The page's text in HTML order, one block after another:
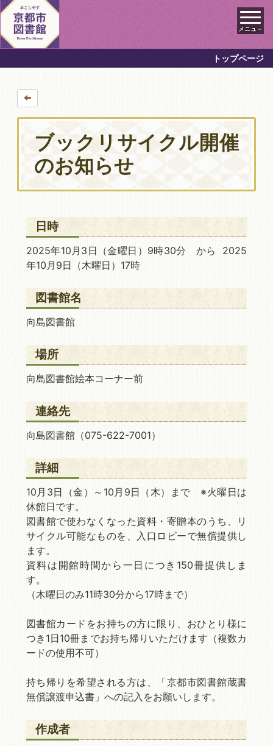
メニュ－
トップページ
ブックリサイクル開催
のお知らせ
日時
2025年10月3日 （金曜日）9時30分 から 2025
年10月9日 （木曜日）17時
図書館名
向島図書館
場所
向島図書館絵本コーナー前
連絡先
向島図書館（075-622-7001）
詳細
10月3日（金）～10月9日（木）まで ※火曜日は
休館日です。
図書館で使わなくなった資料・寄贈本のうち、リ
サイクル可能なものを、入口ロビーで無償提供し
ます。
資料は開館時間から一日につき150冊提供しま
す。
（木曜日のみ11時30分から17時まで）
図書館カードをお持ちの方に限り、おひとり様に
つき1日10冊までお持ち帰りいただけます（複数カ
ードの使用不可）
持ち帰りを希望される方は、「京都市図書館蔵書
無償譲渡申込書」への記入をお願いします。
作成者